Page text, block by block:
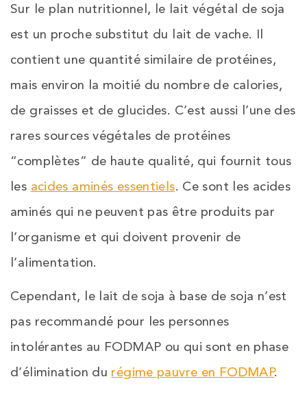
Sur le plan nutritionnel, le lait végétal de soja
est un proche substitut du lait de vache. Il
contient une quantité similaire de protéines,
mais environ la moitié du nombre de calories,
de graisses et de glucides. C’est aussi l’une des
rares sources végétales de protéines
“complètes” de haute qualité, qui fournit tous
les acides aminés essentiels. Ce sont les acides
aminés qui ne peuvent pas être produits par
l’organisme et qui doivent provenir de
l’alimentation.
Cependant, le lait de soja à base de soja n’est
pas recommandé pour les personnes
intolérantes au FODMAP ou qui sont en phase
d’élimination du régime pauvre en FODMAP.